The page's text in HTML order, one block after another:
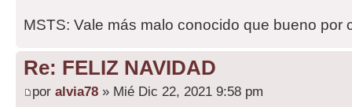
MSTS: Vale más malo conocido que bueno por
Re: FELIZ NAVIDAD
por alvia78 » Mié Dic 22, 2021 9:58 pm